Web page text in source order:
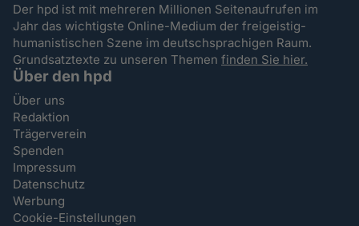
Der hpd ist mit mehreren Millionen Seitenaufrufen im
Jahr das wichtigste Online-Medium der freigeistig-
humanistischen Szene im deutschsprachigen Raum.
Grundsatztexte zu unseren Themenfinden Sie hier.
Über den hpd
Über uns
Redaktion
Trägerverein
Spenden
Impressum
Datenschutz
Werbung
Cookie-Einstellungen